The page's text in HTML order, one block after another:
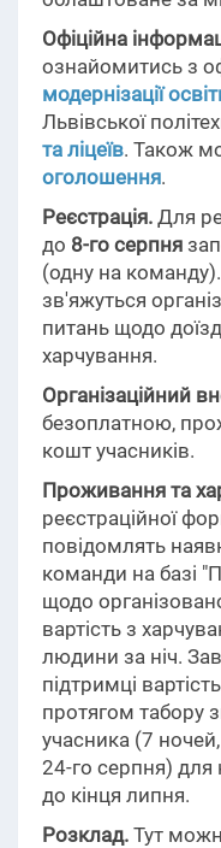
Офіційна
ознайомитись з
модернізації
Львівської
та ліцеїв. Також
оголошення.
Реєстрація. Для
до 8-го серпня
(одну на
зв'яжуться
питань щодо
харчування.
Організаційний
безоплатною,
кошт учасників.
Проживання та
реєстраційної
повідомлять
команди на базі
щодо
вартість з
людини за ніч.
підтримці
протягом табору
учасника (7
24-го серпня) для
до кінця липня.
Розклад. Тут